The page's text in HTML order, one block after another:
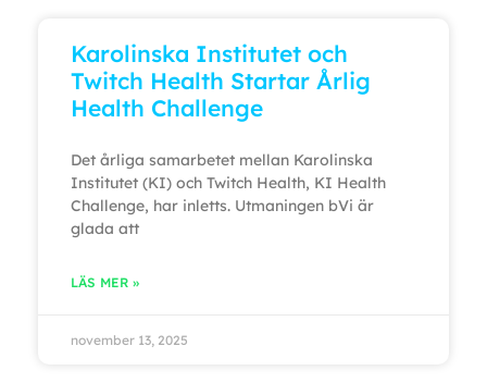
Karolinska Institutet och
Twitch Health Startar Årlig
Health Challenge
Det årliga samarbetet mellan Karolinska
Institutet (KI) och Twitch Health, KI Health
Challenge, har inletts. Utmaningen bVi är
glada att
LÄS MER »
november 13, 2025